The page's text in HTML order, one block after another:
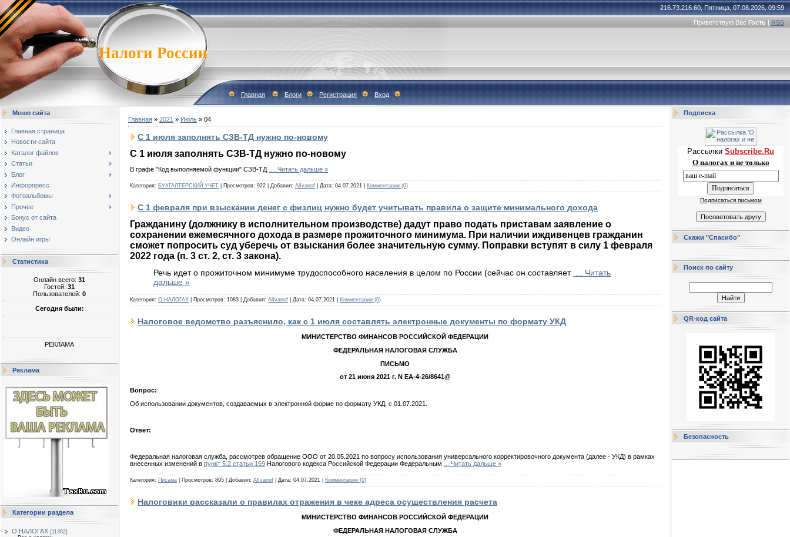
Налоги России
216.73.216.60, Пятница, 07.08.2026, 09:59
Приветствую Вас Гость | RSS
Главная Блоги Регистрация Вход
Меню сайта
Главная страница
Новости сайта
Каталог файлов
Статьи
Блог
Инфорпресс
Фотоальбомы
Прочее
Бонус от сайта
Видео
Онлайн игры
Статистика
Онлайн всего: 31
Гостей: 31
Пользователей: 0
Сегодня были:
РЕКЛАМА
Реклама
Категории раздела
О НАЛОГАХ [11362]
Главная » 2021 » Июль » 04
С 1 июля заполнять СЗВ-ТД нужно по-новому
С 1 июля заполнять СЗВ-ТД нужно по-новому
В графе "Код выполняемой функции" СЗВ-ТД Читать дальше »
Категория: БУХГАЛТЕРСКИЙ УЧЕТ Просмотров: 922 Добавил: AlIvanof Дата: 04.07.2021 Комментарии (0)
С 1 февраля при взыскании денег с физлиц нужно будет учитывать правила о защите минимального дохода
Гражданину (должнику в исполнительном производстве) дадут право подать приставам заявление о
сохранении ежемесячного дохода в размере прожиточного минимума. При наличии иждивенцев гражданин
сможет попросить суд уберечь от взыскания более значительную сумму. Поправки вступят в силу 1 февраля
2022 года (п. 3 ст. 2, ст. 3 закона).
Речь идет о прожиточном минимуме трудоспособного населения в целом по России (сейчас он составляет
Читать
дальше »
Категория: О НАЛОГАХ Просмотров: 1083 Добавил: AlIvanof Дата: 04.07.2021 Комментарии (0)
Налоговое ведомство разъяснило, как с 1 июля составлять электронные документы по формату УКД
МИНИСТЕРСТВО ФИНАНСОВ РОССИЙСКОЙ ФЕДЕРАЦИИ
ФЕДЕРАЛЬНАЯ НАЛОГОВАЯ СЛУЖБА
ПИСЬМО
от 21 июня 2021 г. N ЕА-4-26/8641@
Вопрос:
Об использовании документов, создаваемых в электронной форме по формату УКД, с 01.07.2021.
Ответ:
Федеральная налоговая служба, рассмотрев обращение ООО от 20.05.2021 по вопросу использования универсального корректировочного документа (далее - УКД) в рамках
внесенных изменений в пункт 5.2 статьи 169 Налогового кодекса Российской Федерации Федеральным Читать дальше »
Категория: Письма Просмотров: 895 Добавил: AlIvanof Дата: 04.07.2021 Комментарии (0)
Налоговики рассказали о правилах отражения в чеке адреса осуществления расчета
МИНИСТЕРСТВО ФИНАНСОВ РОССИЙСКОЙ ФЕДЕРАЦИИ
ФЕДЕРАЛЬНАЯ НАЛОГОВАЯ СЛУЖБА
Подписка
Рассылки Subscribe.Ru
О налогах и не только
Подписаться письмом
Скажи "Спасибо"
Поиск по сайту
QR-код сайта
Безопасность